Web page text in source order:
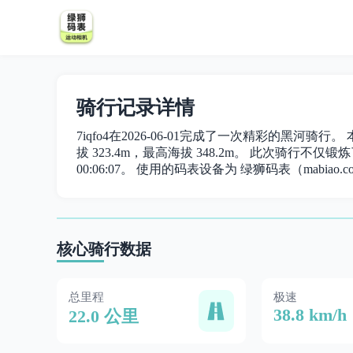
骑行记录详情
7iqfo4在2026-06-01完成了一次精彩的黑河骑行
拔 323.4m，最高海拔 348.2m。 此次骑行不仅锻
00:06:07。 使用的码表设备为 绿狮码表（
核心骑行数据
总里程
22.0 公里
极速
38.8 km/h